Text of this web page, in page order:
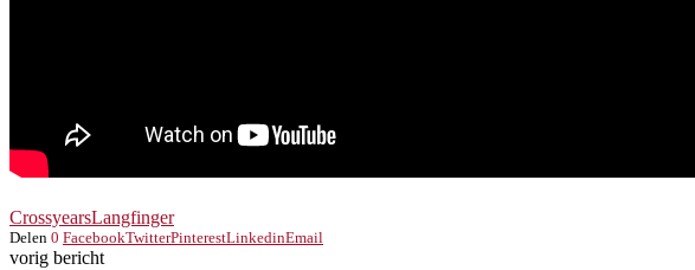
CrossyearsLangfinger
Delen 0 FacebookTwitterPinterestLinkedinEmail
vorig bericht